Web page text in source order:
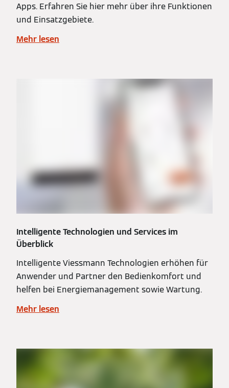
Apps. Erfahren Sie hier mehr über ihre Funktionen
und Einsatzgebiete.
Mehr lesen
Intelligente Technologien und Services im
Überblick
Intelligente Viessmann Technologien erhöhen für
Anwender und Partner den Bedienkomfort und
helfen bei Energiemanagement sowie Wartung.
Mehr lesen